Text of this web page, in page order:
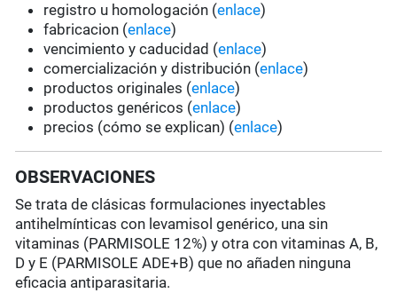
registro u homologación (enlace)
fabricacion (enlace)
vencimiento y caducidad (enlace)
comercialización y distribución (enlace)
productos originales (enlace)
productos genéricos (enlace)
precios (cómo se explican) (enlace)
OBSERVACIONES
Se trata de clásicas formulaciones inyectables
antihelmínticas con levamisol genérico, una sin
vitaminas (PARMISOLE 12%) y otra con vitaminas A, B,
D y E (PARMISOLE ADE+B) que no añaden ninguna
eficacia antiparasitaria.